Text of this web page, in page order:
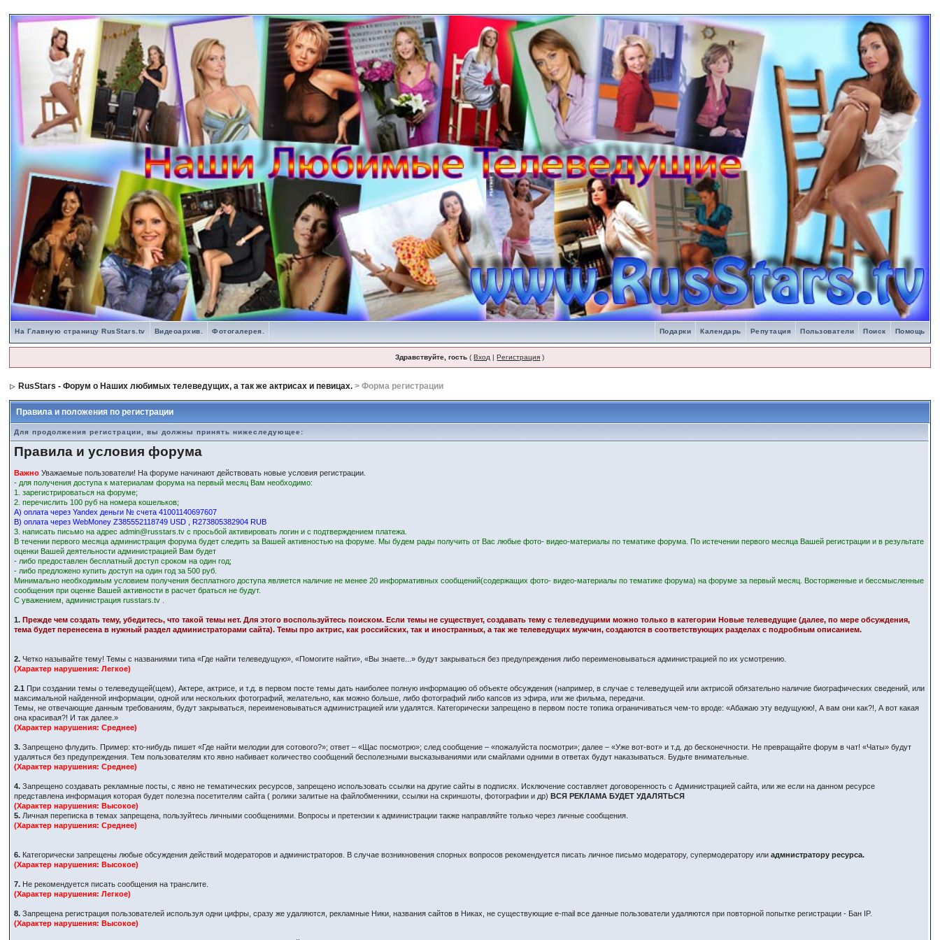
На Главную страницу RusStars.tv Помощь
Поиск
Пользователи
Репутация
Календарь
Подарки
Видеоархив. Фотогалерея.
Здравствуйте, гость (Вход |Регистрация )
RusStars - Форум о Наших любимых телеведущих, а так же актрисах и певицах. > Форма регистрации
Правила и положения по регистрации
Для продолжения регистрации, вы должны принять нижеследующее:
Правила и условия форума
Важно Уважаемые пользователи! На форуме начинают действовать новые условия регистрации.
- для получения доступа к материалам форума на первый месяц Вам необходимо:
1. зарегистрироваться на форуме;
2. перечислить 100 руб на номера кошельков;
А) оплата через Yandex деньги № счета 41001140697607
В) оплата через WebMoney Z385552118749 USD , R273805382904 RUB
3. написать письмо на адрес admin@russtars.tv с просьбой активировать логин и с подтверждением платежа.
В течении первого месяца администрация форума будет следить за Вашей активностью на форуме. Мы будем рады получить от Вас любые фото- видео-материалы по тематике форума. По истечении первого месяца Вашей регистрации и в результате
оценки Вашей деятельности администрацией Вам будет
- либо предоставлен бесплатный доступ сроком на один год;
- либо предложено купить доступ на один год за 500 руб.
Минимально необходимым условием получения бесплатного доступа является наличие не менее 20 информативных сообщений(содержащих фото- видео-материалы по тематике форума) на форуме за первый месяц. Восторженные и бессмысленные
сообщения при оценке Вашей активности в расчет браться не будут.
С уважением, администрация russtars.tv .
1. Прежде чем создать тему, убедитесь, что такой темы нет. Для этого воспользуйтесь поиском. Если темы не существует, создавать тему с телеведущими можно только в категории Новые телеведущие (далее, по мере обсуждения,
тема будет перенесена в нужный раздел администраторами сайта). Темы про актрис, как российских, так и иностранных, а так же телеведущих мужчин, создаются в соответствующих разделах с подробным описанием.
2. Четко называйте тему! Темы с названиями типа «Где найти телеведущую», «Помогите найти», «Вы знаете...» будут закрываться без предупреждения либо переименовываться администрацией по их усмотрению.
(Характер нарушения: Легкое)
2.1
При создании темы о телеведущей(щем), Актере, актрисе, и т.д. в первом посте темы дать наиболее полную информацию об объекте обсуждения (например, в случае с телеведущей или актрисой обязательно наличие биографических сведений, или
максимальной найденной информации, одной или нескольких фотографий, желательно, как можно больше, либо фотографий либо капсов из эфира, или же фильма, передачи.
Темы, не отвечающие данным требованиям, будут закрываться, переименовываться администрацией или удалятся. Категорически запрещено в первом посте топика ограничиваться чем-то вроде: «Абажаю эту ведущуюю!, А вам они как?!, А вот какая
она красивая?! И так далее.»
(Характер нарушения: Среднее)
3. Запрещено флудить. Пример: кто-нибудь пишет «Где найти мелодии для сотового?»; ответ – «Щас посмотрю»; след сообщение – «пожалуйста посмотри»; далее – «Уже вот-вот» и т.д. до бесконечности. Не превращайте форум в чат! «Чаты» будут
удаляться без предупреждения. Тем пользователям кто явно набивает количество сообщений бесполезными высказываниями или смайлами одними в ответах будут наказываться. Будьте внимательные.
(Характер нарушения: Среднее)
4. Запрещено создавать рекламные посты, с явно не тематических ресурсов, запрещено использовать ссылки на другие сайты в подписях. Исключение составляет договоренность с Администрацией сайта, или же если на данном ресурсе
представлена информация которая будет полезна посетителям сайта ( ролики залитые на файлобменники, ссылки на скриншоты, фотографии и др) ВСЯ РЕКЛАМА БУДЕТ УДАЛЯТЬСЯ
(Характер нарушения: Высокое)
5. Личная переписка в темах запрещена, пользуйтесь личными сообщениями. Вопросы и претензии к администрации также направляйте только через личные сообщения.
(Характер нарушения: Среднее)
6. Категорически запрещены любые обсуждения действий модераторов и администраторов. В случае возникновения спорных вопросов рекомендуется писать личное письмо модератору, супермодератору илиадмнистратору ресурса.
(Характер нарушения: Высокое)
7. Не рекомендуется писать сообщения на транслите.
(Характер нарушения: Легкое)
8. Запрещена регистрация пользователей используя одни цифры, сразу же удаляются, рекламные Ники, названия сайтов в Никах, не существующие e-mail все данные пользователи удаляются при повторной попытке регистрации - Бан IP.
(Характер нарушения: Высокое)